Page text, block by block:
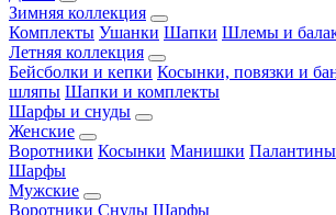
Зимняя коллекция
Комплекты Ушанки Шапки Шлемы и
Летняя коллекция
Бейсболки и кепки Косынки, повязки и
шляпы Шапки и комплекты
Шарфы и снуды
Женские
Воротники Косынки Манишки Палантины
Шарфы
Мужские
Воротники Снуды Шарфы